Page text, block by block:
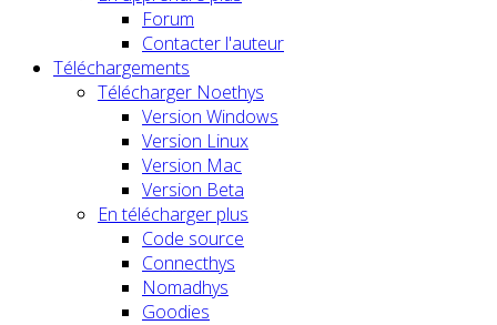
Forum
Contacter l'auteur
Téléchargements
Télécharger Noethys
Version Windows
Version Linux
Version Mac
Version Beta
En télécharger plus
Code source
Connecthys
Nomadhys
Goodies